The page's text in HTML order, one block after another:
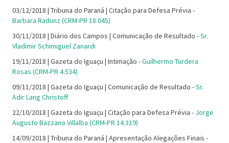
03/12/2018 | Tribuna do Paraná | Citação para Defesa Prévia -
Barbara Radunz (CRM-PR 18.045)
30/11/2018 | Diário dos Campos | Comunicação de Resultado -Sr.
Vladimir Schimiguel Zanardi
19/11/2018 | Gazeta do Iguaçu | Intimação -Guilhermo Turdera
Rosas (CRM-PR 4.534)
09/11/2018 | Gazeta do Iguaçu | Comunicação de Resultado -Sr.
Adir Lang Christoff
22/10/2018 | Gazeta do Iguaçu | Citação para Defesa Prévia - Jorge
Augusto Bazzano Villalba (CRM-PR 14.319)
14/09/2018 | Tribuna do Paraná | Apresentação Alegações Finais -